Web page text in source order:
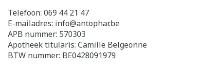
Telefoon: 069 44 21 47
E-mailadres: info@antophar.be
APB nummer: 570303
Apotheek titularis: Camille Belgeonne
BTW nummer: BE0428091979